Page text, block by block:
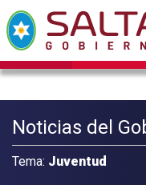
Noticias del
Tema: Juventud